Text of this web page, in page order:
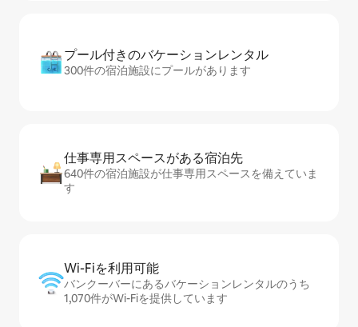
プール付きのバ⁠ケ⁠ー⁠シ⁠ョ⁠ンレ⁠ン⁠タ⁠ル
300件の宿泊施設にプールがあります
仕事専用ス⁠ペ⁠ー⁠スがあ⁠る宿⁠泊⁠先
640件の宿泊施設が仕事専用スペースを備えていま
す
Wi-Fiを利⁠用⁠可⁠能
バンクーバーにあるバケーションレンタルのうち
1,070件がWi-Fiを提供しています